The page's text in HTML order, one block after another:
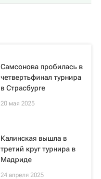
Самсонова пробилась в
четвертьфинал турнира
в Страсбурге
20 мая 2025
Калинская вышла в
третий круг турнира в
Мадриде
24 апреля 2025